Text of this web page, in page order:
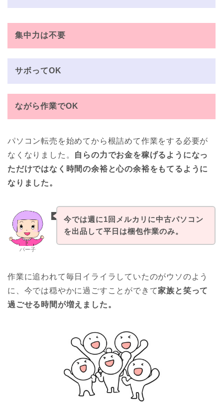
集中力は不要
サボってOK
ながら作業でOK
パソコン転売を始めてから根詰めて作業をする必要が
なくなりました。 自らの力でお金を稼げるようになっ
ただけではなく時間の余裕と心の余裕をもてるように
なりました。
パー子
今では週に1回メルカリに中古パソコン
を出品して平日は梱包作業のみ。
作業に追われて毎日イライラしていたのがウソのよう
に、今では穏やかに過ごすことができて家族と笑って
過ごせる時間が増えました。